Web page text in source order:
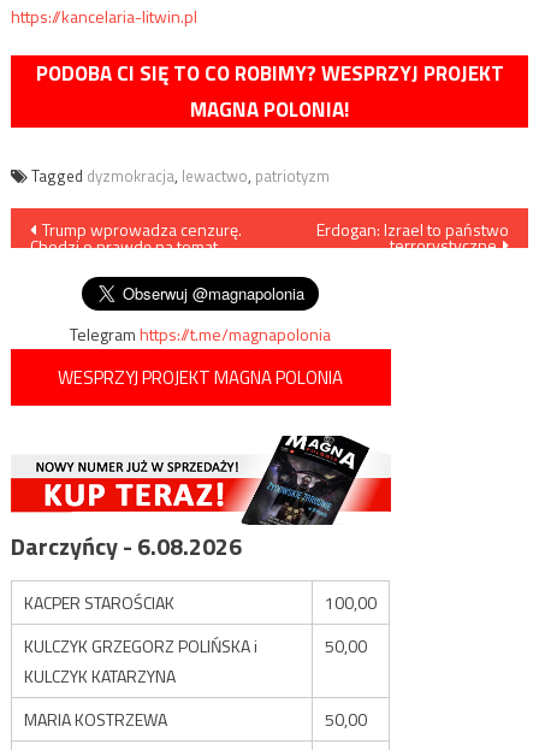
https://kancelaria-litwin.pl
PODOBA CI SIĘ TO CO ROBIMY? WESPRZYJ PROJEKT
MAGNA POLONIA!
Tagged dyzmokracja, lewactwo, patriotyzm
Nawigacja
wpisu
Trump wprowadza cenzurę.
Chodzi o prawdę na temat
Erdogan: Izrael to państwo
terrorystyczne
Telegramhttps://t.me/magnapolonia
WESPRZYJ PROJEKT MAGNA POLONIA
Darczyńcy - 6.08.2026
KACPER STAROŚCIAK
100,00
KULCZYK GRZEGORZ POLIŃSKA i
KULCZYK KATARZYNA
50,00
MARIA KOSTRZEWA
50,00